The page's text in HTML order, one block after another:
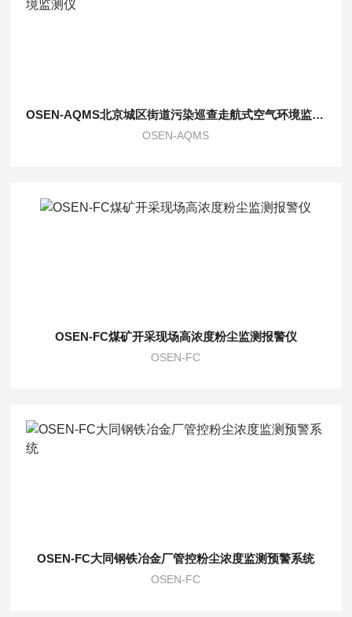
OSEN-AQMS北京城区街道污染巡查走航式空气环境监测仪
OSEN-AQMS
OSEN-FC煤矿开采现场高浓度粉尘监测报警仪
OSEN-FC
OSEN-FC大同钢铁冶金厂管控粉尘浓度监测预警系统
OSEN-FC